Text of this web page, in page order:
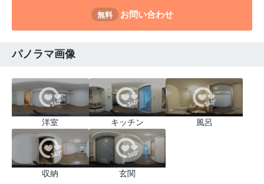
無料 お問い合わせ
パノラマ画像
洋室 キッチン 風呂
収納 玄関